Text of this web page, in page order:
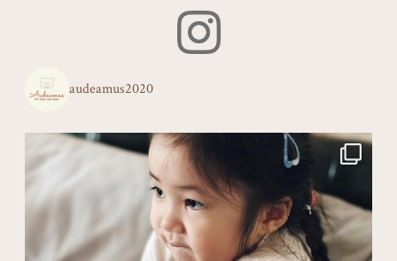
audeamus2020